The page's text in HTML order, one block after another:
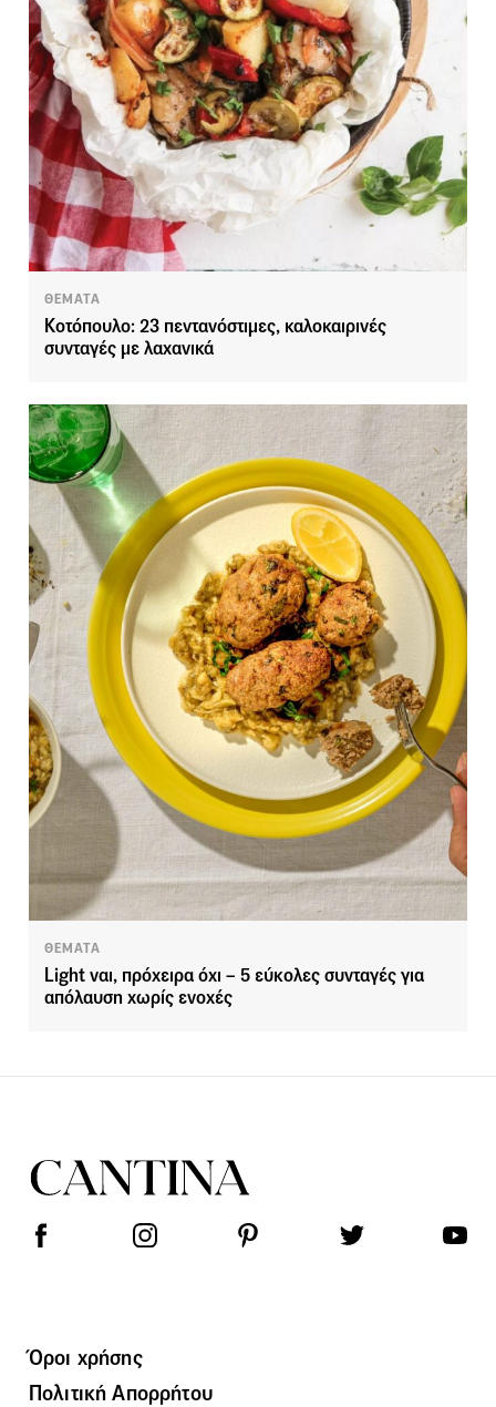
ΘΕΜΑΤΑ
Κοτόπουλο: 23 πεντανόστιμες, καλοκαιρινές
συνταγές με λαχανικά
ΘΕΜΑΤΑ
Light ναι, πρόχειρα όχι – 5 εύκολες συνταγές για
απόλαυση χωρίς ενοχές
Όροι χρήσης
Πολιτική Απορρήτου